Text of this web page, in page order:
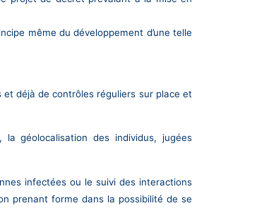
même du développement d’une telle
déjà de contrôles réguliers sur place et
géolocalisation des individus, jugées
infectées ou le suivi des interactions
prenant forme dans la possibilité de se